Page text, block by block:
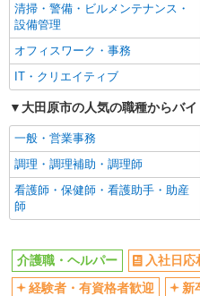
女性活躍中
フリーター歓迎
ブランクOK
エルダー（50代～）活躍中
高収入・高額
昇給あり
フルタイム歓迎
駅直結・駅チカ
残業少なめ（月20h未満）
社会保険あり
清掃・警備・ビルメンテナンス・
設備管理
オフィスワーク・事務
IT・クリエイティブ
大田原市の人気の職種からバ
一般・営業事務
調理・調理補助・調理師
看護師・保健師・看護助手・助産
師
介護職・ヘルパー 入社日応
経験者・有資格者歓迎
新